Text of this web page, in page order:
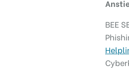
BEE